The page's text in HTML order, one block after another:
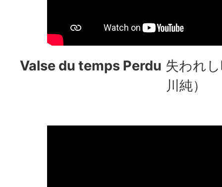
Valse du temps Perdu 失われ
川純）